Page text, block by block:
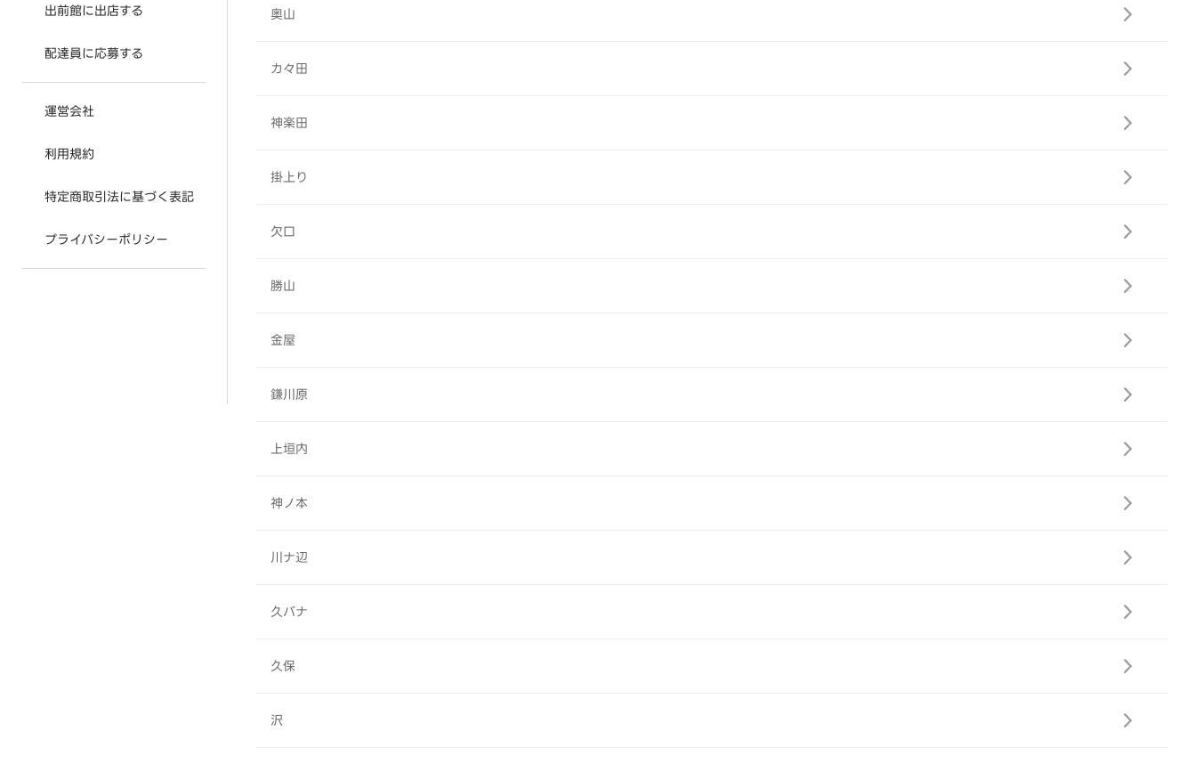
出前館に出店する
配達員に応募する
運営会社
利用規約
特定商取引法に基づく表記
プライバシーポリシー
奥山
カ々田
神楽田
掛上り
欠口
勝山
金屋
鎌川原
上垣内
神ノ本
川ナ辺
久バナ
久保
沢